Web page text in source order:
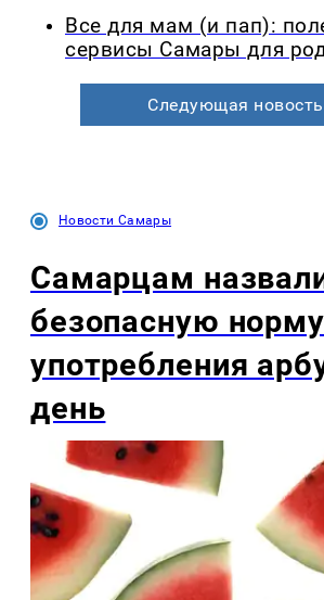
Все для мам (и пап):
сервисы Самары для
Следующая новость
Новости Самары
Самарцам
безопасную норму
употребления
день